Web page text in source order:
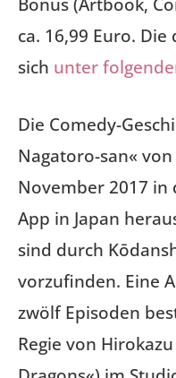
ca. 16,99 Euro.
sich unter
Die Comedy-
Nagatoro-san«
November 2017 in
App in Japan
sind durch
vorzufinden. Eine
zwölf Episoden
Regie von